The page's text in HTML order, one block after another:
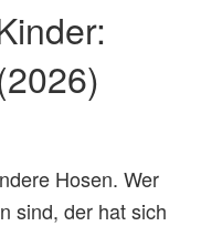
Hosen. Wer
sind, der hat sich